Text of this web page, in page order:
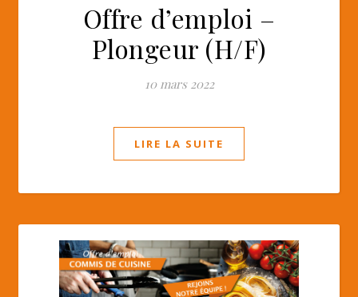
Offre d’emploi –
Plongeur (H/F)
10 mars 2022
LIRE LA SUITE